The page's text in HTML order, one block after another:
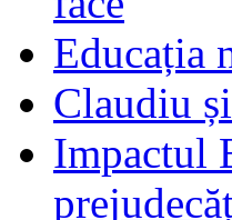
Educația
Claudiu
Impactul